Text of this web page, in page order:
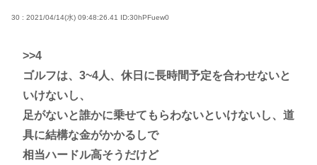
30 : 2021/04/14(水) 09:48:26.41 ID:30hPFuew0
>>4
ゴルフは、3~4人、休日に長時間予定を合わせないと
いけないし、
足がないと誰かに乗せてもらわないといけないし、道
具に結構な金がかかるしで
相当ハードル高そうだけど